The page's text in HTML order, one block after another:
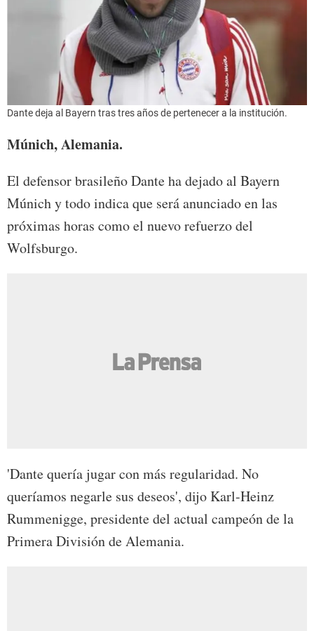
Dante deja al Bayern tras tres años de pertenecer a la institución.
Múnich, Alemania.
El defensor brasileño Dante ha dejado al Bayern
Múnich y todo indica que será anunciado en las
próximas horas como el nuevo refuerzo del
Wolfsburgo.
'Dante quería jugar con más regularidad. No
queríamos negarle sus deseos', dijo Karl-Heinz
Rummenigge, presidente del actual campeón de la
Primera División de Alemania.